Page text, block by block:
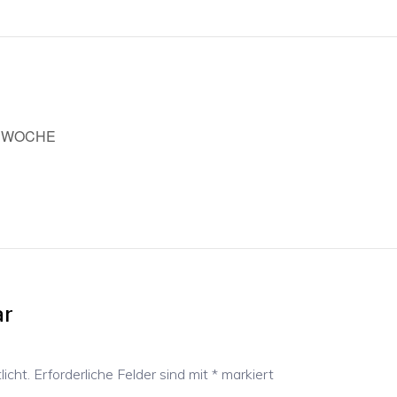
Erforderliche Felder sind mit * markiert